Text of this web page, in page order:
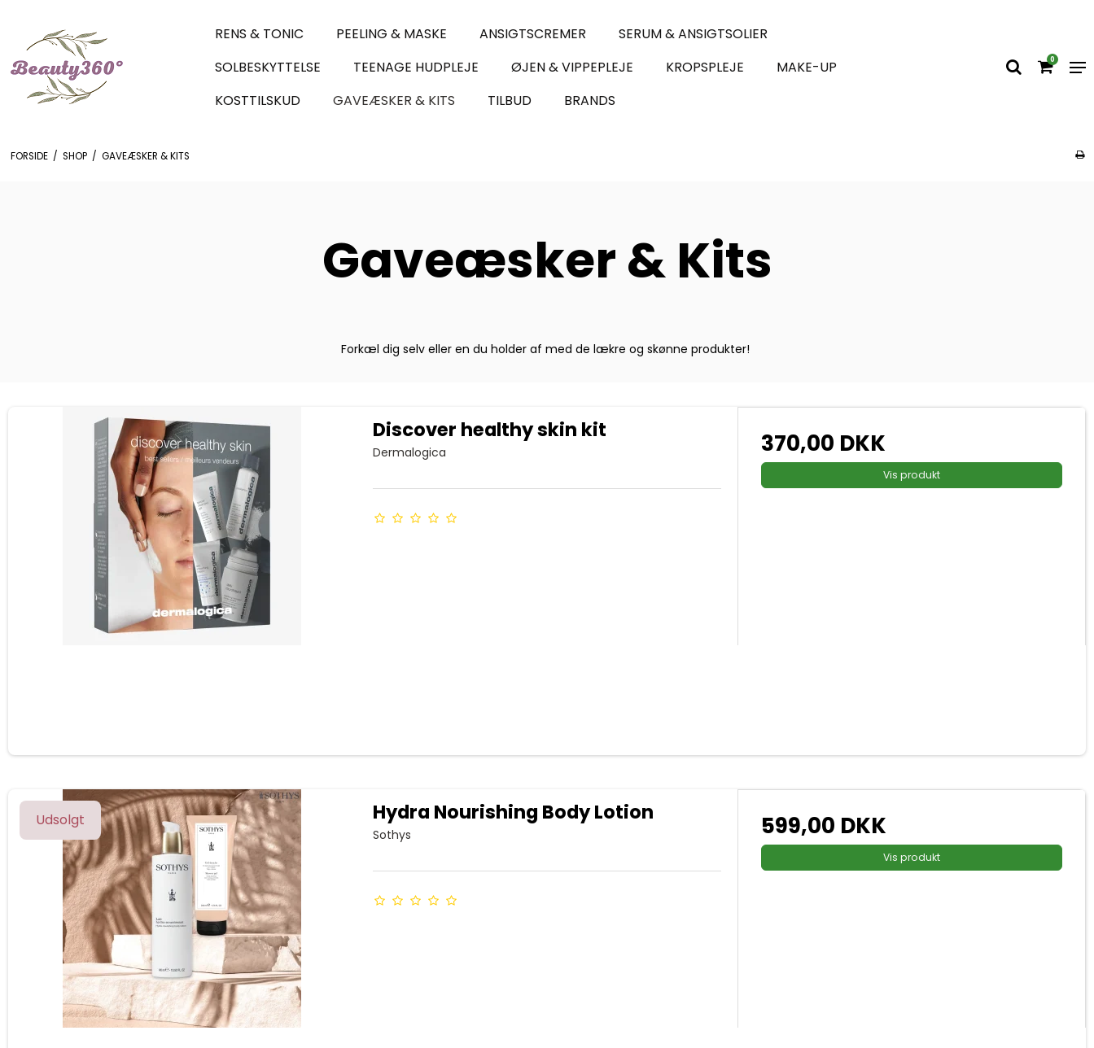
RENS & TONIC PEELING & MASKE ANSIGTSCREMER
SERUM & ANSIGTSOLIER
SOLBESKYTTELSE
TEENAGE HUDPLEJE ØJEN & VIPPEPLEJE KROPSPLEJE
MAKE-UP
KOSTTILSKUD
GAVEÆSKER & KITS TILBUD BRANDS
0
FORSIDE / SHOP / GAVEÆSKER & KITS
Gaveæsker & Kits
Forkæl dig selv eller en du holder af med de lækre og skønne produkter!
Discover healthy skin kit
Dermalogica 370,00 DKK
Vis produkt
Udsolgt Hydra Nourishing Body Lotion
Sothys 599,00 DKK
Vis produkt